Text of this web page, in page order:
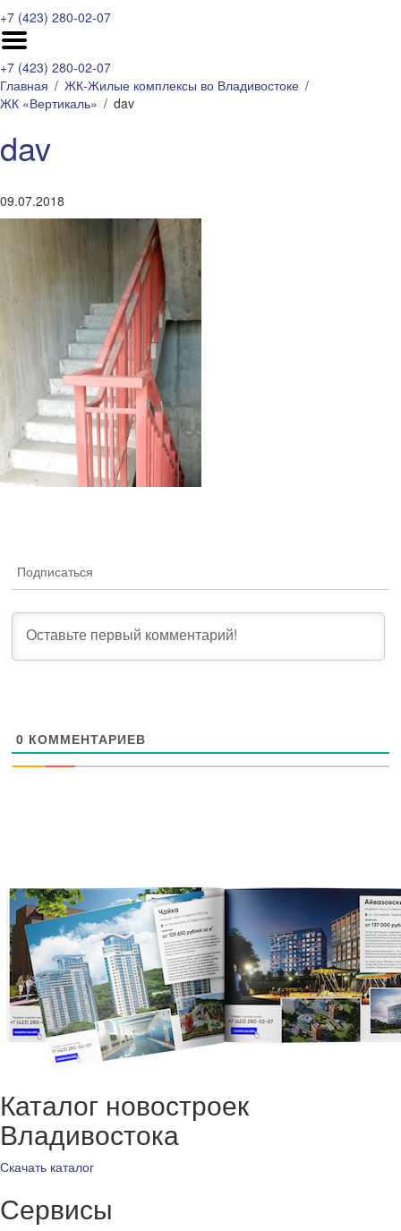
+7 (423) 280-02-07
+7 (423) 280-02-07
Главная
ЖК-Жилые комплексы во Владивостоке
ЖК «Вертикаль»
dav
dav
09.07.2018
Подписаться
0 КОММЕНТАРИЕВ
Каталог новостроек
Владивостока
Скачать каталог
Сервисы